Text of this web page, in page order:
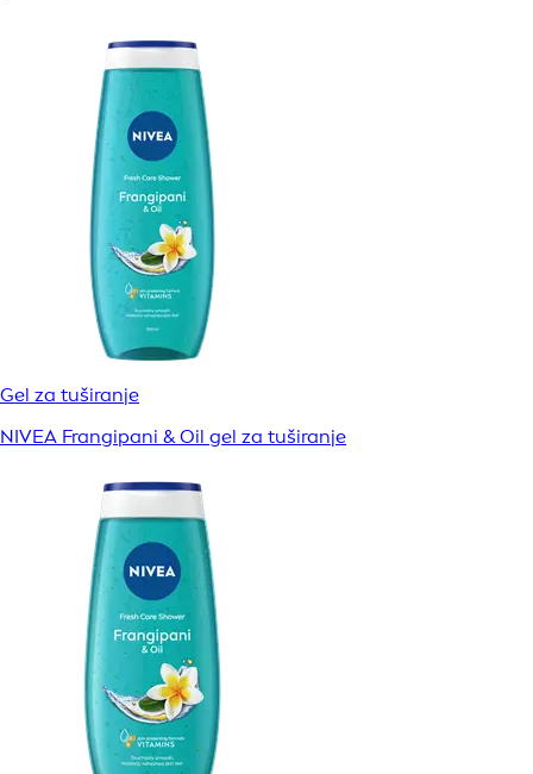
Gel za tuširanje
NIVEA Frangipani & Oil gel za tuširanje